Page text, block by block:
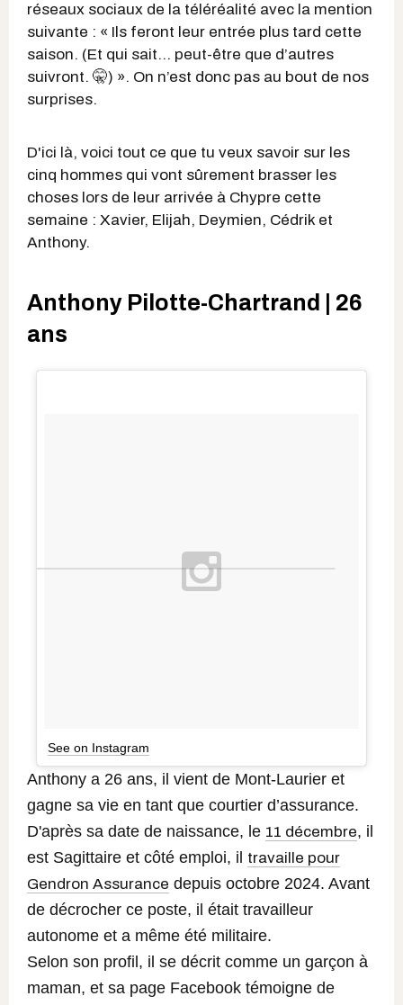
réseaux sociaux de la téléréalité avec la mention
suivante : « Ils feront leur entrée plus tard cette
saison. (Et qui sait… peut-être que d’autres
suivront. 🤫) ». On n’est donc pas au bout de nos
surprises.
D'ici là, voici tout ce que tu veux savoir sur les
cinq hommes qui vont sûrement brasser les
choses lors de leur arrivée à Chypre cette
semaine : Xavier, Elijah, Deymien, Cédrik et
Anthony.
Anthony Pilotte-Chartrand | 26
ans
See on Instagram
Anthony a 26 ans, il vient de Mont-Laurier et
gagne sa vie en tant que courtier d’assurance.
D'après sa date de naissance, le 11 décembre, il
est Sagittaire et côté emploi, il travaille pour
Gendron Assurance depuis octobre 2024. Avant
de décrocher ce poste, il était travailleur
autonome et a même été militaire.
Selon son profil, il se décrit comme un garçon à
maman, et sa page Facebook témoigne de